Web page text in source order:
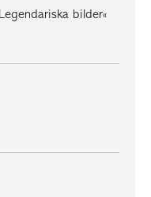
bilder«